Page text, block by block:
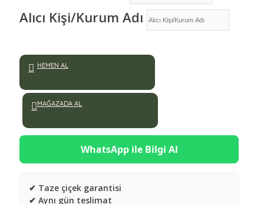
Alıcı Kişi/Kurum Adı
HEMEN AL
MAĞAZADA AL
WhatsApp ile Bilgi Al
✔ Taze çiçek garantisi
✔ Aynı gün teslimat